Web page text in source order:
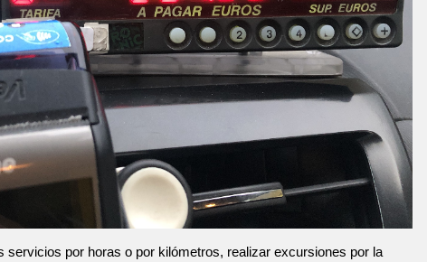
servicios por horas o por kilómetros, realizar excursiones por la